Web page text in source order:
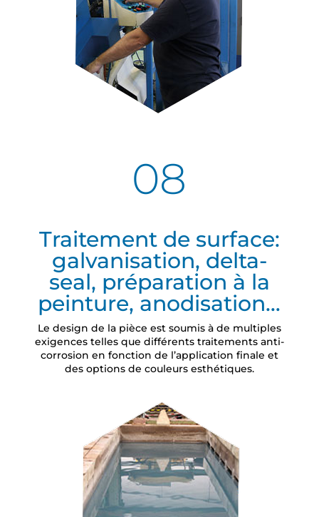
08
Traitement de surface:
galvanisation, delta-
seal, préparation à la
peinture, anodisation…
Le design de la pièce est soumis à de multiples
exigences telles que différents traitements anti-
corrosion en fonction de l’application finale et
des options de couleurs esthétiques.